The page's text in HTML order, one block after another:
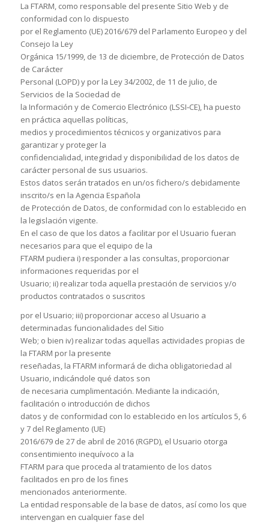
La FTARM, como responsable del presente Sitio Web y de
conformidad con lo dispuesto
por el Reglamento (UE) 2016/679 del Parlamento Europeo y del
Consejo la Ley
Orgánica 15/1999, de 13 de diciembre, de Protección de Datos
de Carácter
Personal (LOPD) y por la Ley 34/2002, de 11 de julio, de
Servicios de la Sociedad de
la Información y de Comercio Electrónico (LSSI‐CE), ha puesto
en práctica aquellas políticas,
medios y procedimientos técnicos y organizativos para
garantizar y proteger la
confidencialidad, integridad y disponibilidad de los datos de
carácter personal de sus usuarios.
Estos datos serán tratados en un/os fichero/s debidamente
inscrito/s en la Agencia Española
de Protección de Datos, de conformidad con lo establecido en
la legislación vigente.
En el caso de que los datos a facilitar por el Usuario fueran
necesarios para que el equipo de la
FTARM pudiera i) responder a las consultas, proporcionar
informaciones requeridas por el
Usuario; ii) realizar toda aquella prestación de servicios y/o
productos contratados o suscritos
por el Usuario; iii) proporcionar acceso al Usuario a
determinadas funcionalidades del Sitio
Web; o bien iv) realizar todas aquellas actividades propias de
la FTARM por la presente
reseñadas, la FTARM informará de dicha obligatoriedad al
Usuario, indicándole qué datos son
de necesaria cumplimentación. Mediante la indicación,
facilitación o introducción de dichos
datos y de conformidad con lo establecido en los artículos 5, 6
y 7 del Reglamento (UE)
2016/679 de 27 de abril de 2016 (RGPD), el Usuario otorga
consentimiento inequívoco a la
FTARM para que proceda al tratamiento de los datos
facilitados en pro de los fines
mencionados anteriormente.
La entidad responsable de la base de datos, así como los que
intervengan en cualquier fase del